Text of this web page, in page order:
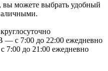
можете выбрать удобный
— с 7:00 до 22:00 ежедневно
7:00 до 21:00 ежедневно